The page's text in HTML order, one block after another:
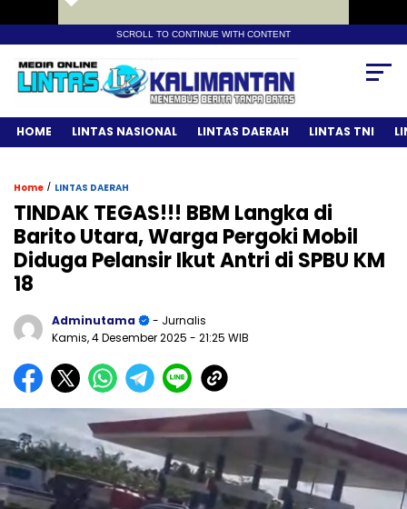
SCROLL TO CONTINUE WITH CONTENT
HOME LINTAS NASIONAL LINTAS DAERAH LINTAS TNI
Home / LINTAS DAERAH
TINDAK TEGAS!!! BBM Langka di
Barito Utara, Warga Pergoki Mobil
Diduga Pelansir Ikut Antri di SPBU KM
18
Adminutama
- Jurnalis
Kamis, 4 Desember 2025 - 21:25 WIB